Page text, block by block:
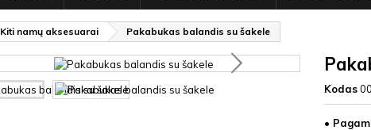
Kiti namų aksesuarai Pakabukas balandis su šakele
Kodas
•